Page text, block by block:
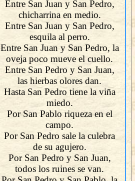
Entre San Juan y San Pedro,
chicharrina en medio.
Entre San Juan y San Pedro,
esquila al perro.
Entre San Juan y San Pedro, la
oveja poco mueve el cuello.
Entre San Pedro y San Juan,
las hierbas olores dan.
Hasta San Pedro tiene la viña
miedo.
Por San Pablo riqueza en el
campo.
Por San Pedro sale la culebra
de su agujero.
Por San Pedro y San Juan,
todos los ruines se van.